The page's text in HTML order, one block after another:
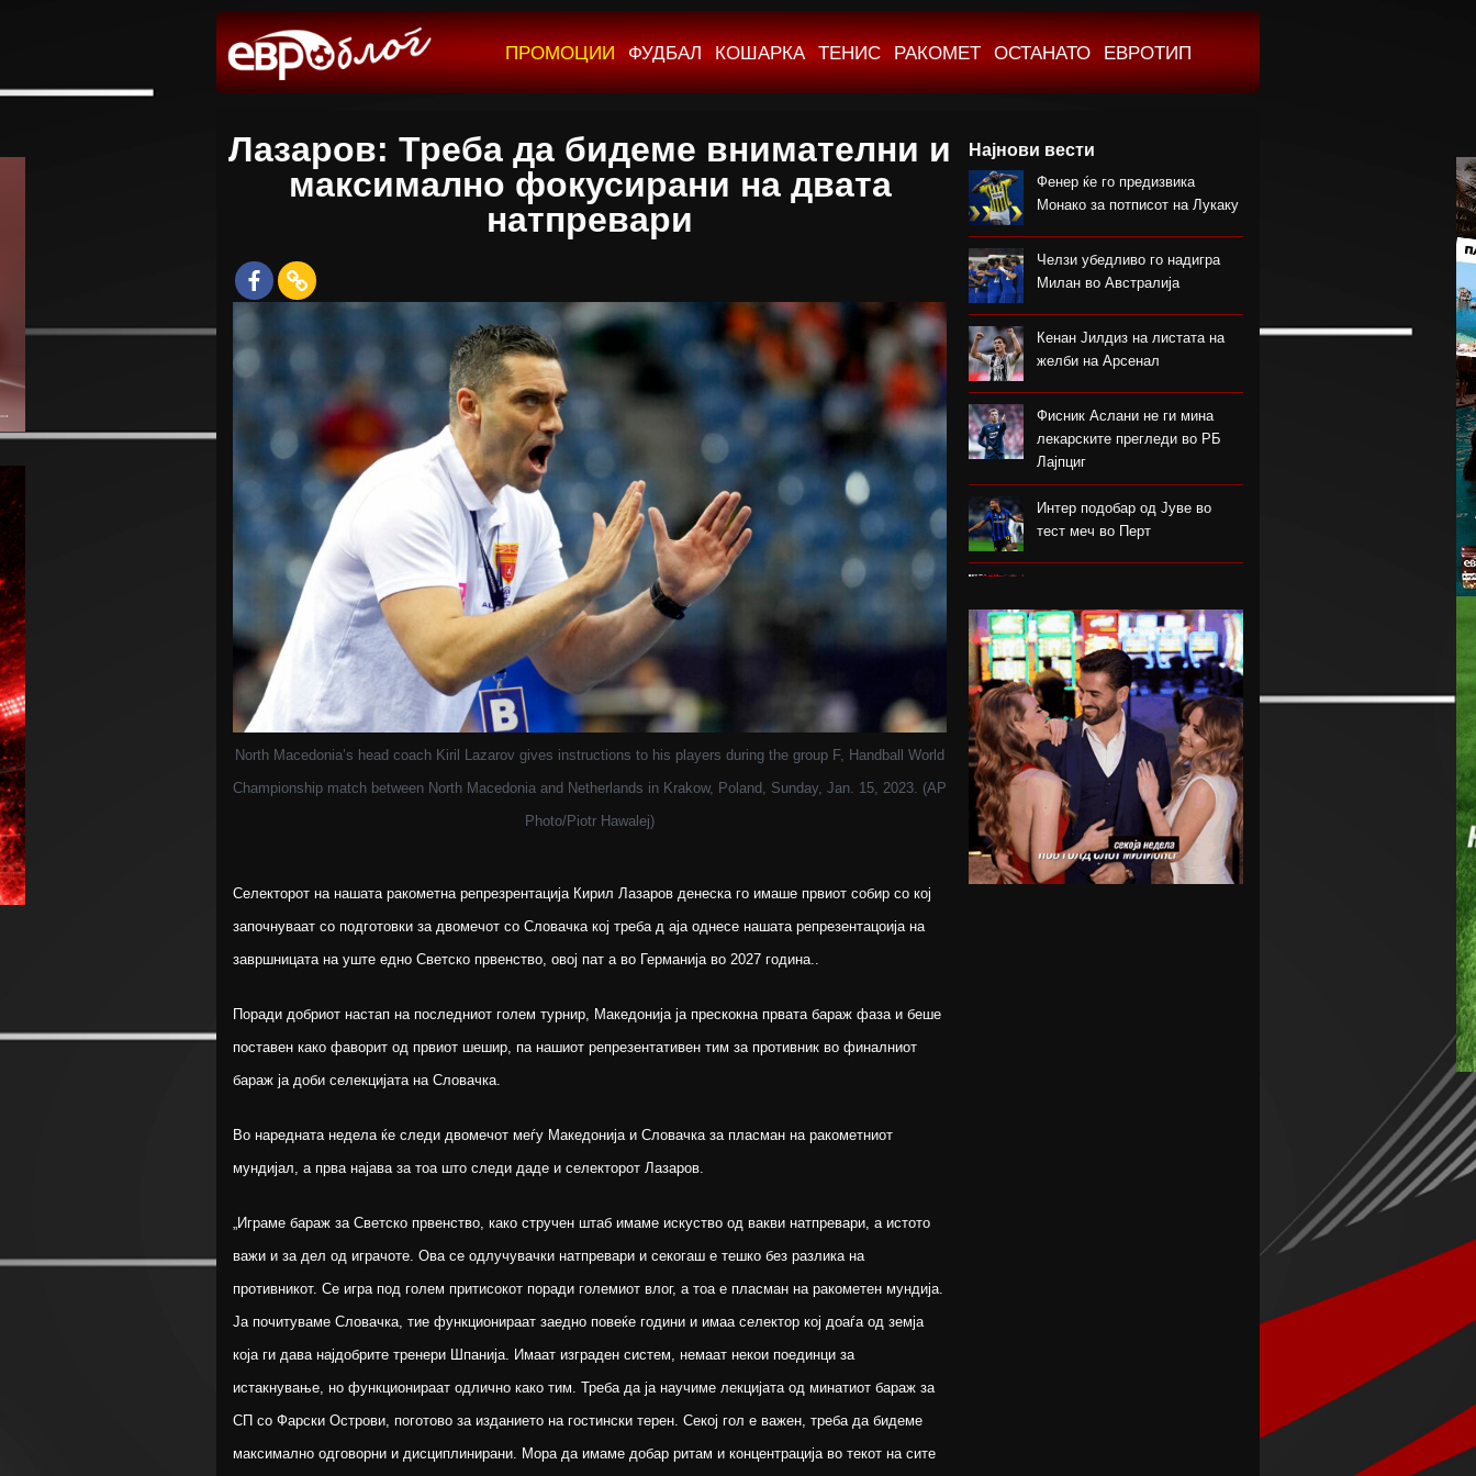
ПРОМОЦИИ ФУДБАЛ КОШАРКА ТЕНИС РАКОМЕТ ОСТАНАТО ЕВРОТИП
Лазаров: Треба да бидеме внимателни и
максимално фокусирани на двата
натпревари
North Macedonia’s head coach Kiril Lazarov gives instructions to his players during the group F, Handball World
Championship match between North Macedonia and Netherlands in Krakow, Poland, Sunday, Jan. 15, 2023. (AP
Photo/Piotr Hawalej)
Селекторот на нашата ракометна репрезрентација Кирил Лазаров денеска го имаше првиот собир со кој
започнуваат со подготовки за двомечот со Словачка кој треба д аја однесе нашата репрезентацоија на
завршницата на уште едно Светско првенство, овој пат а во Германија во 2027 година..
Поради добриот настап на последниот голем турнир, Македонија ја прескокна првата бараж фаза и беше
поставен како фаворит од првиот шешир, па нашиот репрезентативен тим за противник во финалниот
бараж ја доби селекцијата на Словачка.
Во наредната недела ќе следи двомечот меѓу Македонија и Словачка за пласман на ракометниот
мундијал, а прва најава за тоа што следи даде и селекторот Лазаров.
„Играме бараж за Светско првенство, како стручен штаб имаме искуство од вакви натпревари, а истото
важи и за дел од играчоте. Ова се одлучувачки натпревари и секогаш е тешко без разлика на
противникот. Се игра под голем притисокот поради големиот влог, а тоа е пласман на ракометен мундија.
Ја почитуваме Словачка, тие функционираат заедно повеќе години и имаа селектор кој доаѓа од земја
која ги дава најдобрите тренери Шпанија. Имаат изграден систем, немаат некои поединци за
истакнување, но функционираат одлично како тим. Треба да ја научиме лекцијата од минатиот бараж за
СП со Фарски Острови, поготово за изданието на гостински терен. Секој гол е важен, треба да бидеме
максимално одговорни и дисциплинирани. Мора да имаме добар ритам и концентрација во текот на сите
Најнови вести
Фенер ќе го предизвика
Монако за потписот на Лукаку
Челзи убедливо го надигра
Милан во Австралија
Кенан Јилдиз на листата на
желби на Арсенал
Фисник Аслани не ги мина
лекарските прегледи во РБ
Лајпциг
Интер подобар од Јуве во
тест меч во Перт
клуб на Александра
Марковска
Модриќ и Џеко градат
луксузен комплекс на
Јадранот
Синот на Меси ќе потпише за
Ла Масија
Мексико му даде отворена
поддршка на Инфантино